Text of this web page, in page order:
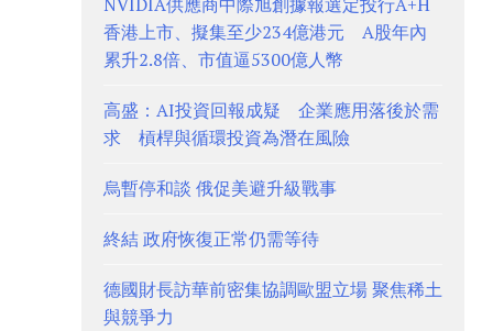
香港上市、擬集至少234億港元 A股年內
累升2.8倍、市值逼5300億人幣
高盛：AI投資回報成疑 企業應用落後於需
求 槓桿與循環投資為潛在風險
烏暫停和談 俄促美避升級戰事
終結 政府恢復正常仍需等待
德國財長訪華前密集協調歐盟立場 聚焦稀土
與競爭力